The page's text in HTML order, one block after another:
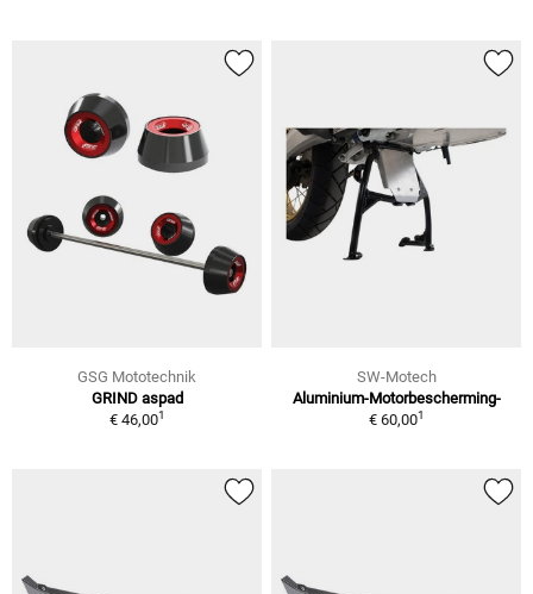
GSG Mototechnik
GRIND aspad
€ 46,001
SW-Motech
Aluminium-Motorbescherming-
€ 60,001